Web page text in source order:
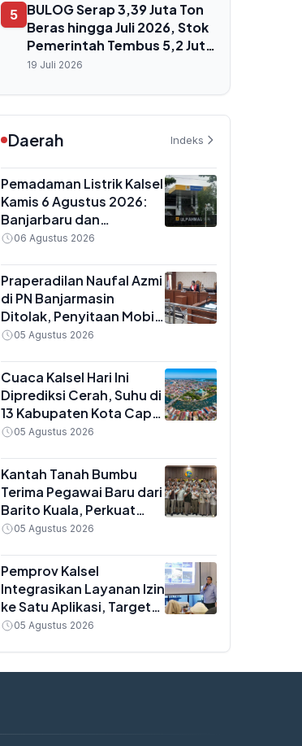
5 BULOG Serap 3,39 Juta Ton
Beras hingga Juli 2026, Stok
Pemerintah Tembus 5,2 Juta
Ton
19 Juli 2026
Daerah Indeks
Pemadaman Listrik Kalsel
Kamis 6 Agustus 2026:
Banjarbaru dan
Martapura Mati Lampu 14
Terdampak
06 Agustus 2026
Praperadilan Naufal Azmi
di PN Banjarmasin
Ditolak, Penyitaan Mobil
Suzuki Ertiga dan
Sah
05 Agustus 2026
Cuaca Kalsel Hari Ini
Diprediksi Cerah, Suhu di
13 Kabupaten Kota Capai
34 Derajat Celsius
05 Agustus 2026
Kantah Tanah Bumbu
Terima Pegawai Baru dari
Barito Kuala, Perkuat
Sinergi Layanan
05 Agustus 2026
Pemprov Kalsel
Integrasikan Layanan Izin
ke Satu Aplikasi, Target
Indeks Kemudahan
05 Agustus 2026